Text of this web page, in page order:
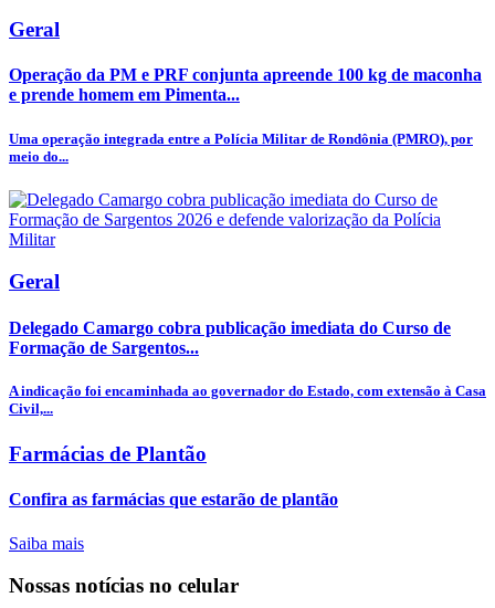
Geral
Operação da PM e PRF conjunta apreende 100 kg de maconha
e prende homem em Pimenta...
Uma operação integrada entre a Polícia Militar de Rondônia (PMRO), por
meio do...
Geral
Delegado Camargo cobra publicação imediata do Curso de
Formação de Sargentos...
A indicação foi encaminhada ao governador do Estado, com extensão à Casa
Civil,...
Farmácias de Plantão
Confira as farmácias que estarão de plantão
Saiba mais
Nossas notícias no celular